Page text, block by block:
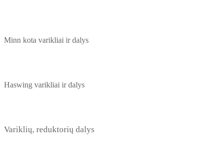
Minn kota varikliai ir dalys
Haswing varikliai ir dalys
Variklių, reduktorių dalys